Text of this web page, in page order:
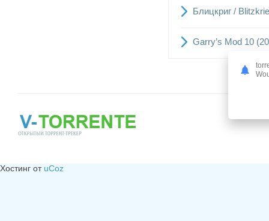
Блицкриг /
Garry’s Mod 10
Хостинг от uCoz